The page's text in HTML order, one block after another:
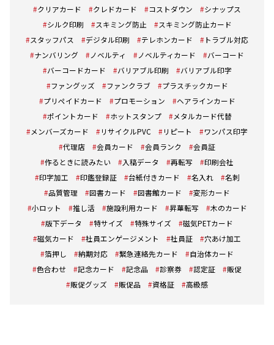
クリアカード
クレドカード コストダウン
シナップス
シルク印刷
スキミング防止
スキミング防止カード
スタッフパス
デジタル印刷 テレホンカード
トラブル対応
ナンバリング
ノベルティ ノベルティカード
バーコード
バーコードカード
バリアブル印刷
バリアブル印字
ファングッズ
ファンクラブ
プラスチックカード
プリペイドカード
プロモーション
ヘアラインカード
ポイントカード
ホットスタンプ
メタルカード代替
メンバーズカード
リサイクルPVC リピート
ワンパス印字
代理店
会員カード 会員ランク
会員証
作るときに読みたい
入稿データ 再転写
印刷会社
印字加工
印鑑登録証 台紙付きカード 名入れ
名刺
品質管理
図書カード 図書館カード
変形カード
小ロット
推し活 施設利用カード 昇華転写
木のカード
版下データ
特サイズ 特殊サイズ
磁気PETカード
磁気カード
社員エンゲージメント 社員証
穴あけ加工
箔押し
納期対応 緊急連絡先カード
自治体カード
色合わせ
記念カード 記念品 診察券 認定証
販促
販促グッズ
販促品 資格証 高級感